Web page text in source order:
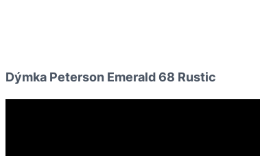
Dýmka Peterson Emerald 68 Rustic